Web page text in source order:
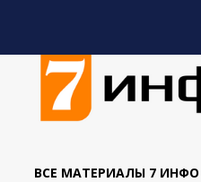
ВСЕ МАТЕРИАЛЫ 7 ИНФО